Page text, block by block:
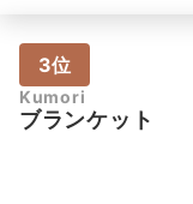
3位
Kumori
ブランケット